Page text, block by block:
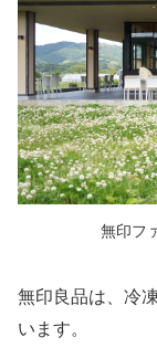
無印フ
無印良品は、冷
います。